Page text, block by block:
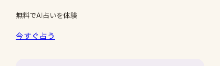
無料でAI占いを体験
今すぐ占う